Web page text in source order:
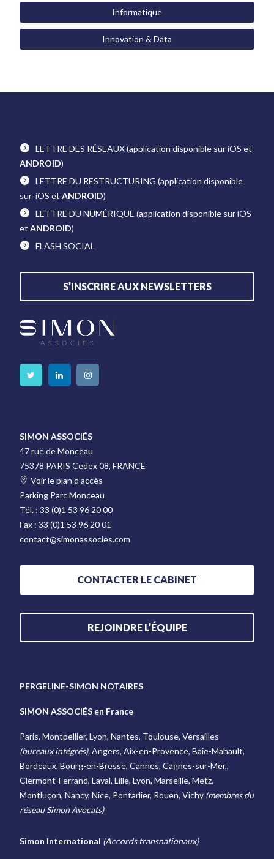
Informatique
Innovation & Data
LETTRE DES RÉSEAUX(application disponible sur iOS et
ANDROID)
LETTRE DU RESTRUCTURING (application disponible
sur iOS etANDROID)
LETTRE DU NUMÉRIQUE (application disponible sur iOS
etANDROID)
FLASH SOCIAL
S’INSCRIRE AUX NEWSLETTERS
SIMON ASSOCIÉS
47 rue de Monceau
75378 PARIS Cedex 08, FRANCE
Voir le plan d’accès
Parking Parc Monceau
Tél. :33 (0)1 53 96 20 00
Fax :33 (0)1 53 96 20 01
contact@simonassocies.com
CONTACTER LE CABINET
REJOINDRE L’ÉQUIPE
PERGELINE-SIMON NOTAIRES
SIMON ASSOCIÉS en France
Paris, Montpellier, Lyon, Nantes, Toulouse, Versailles
(bureaux intégrés),Angers, Aix-en-Provence, Baie-Mahault,
Bordeaux, Bourg-en-Bresse, Cannes, Cagnes-sur-Mer,,
Clermont-Ferrand, Laval, Lille, Lyon, Marseille, Metz,
Montluçon, Nancy, Nice, Pontarlier, Rouen, Vichy (membres du
réseau Simon Avocats)
Simon International (Accords transnationaux)